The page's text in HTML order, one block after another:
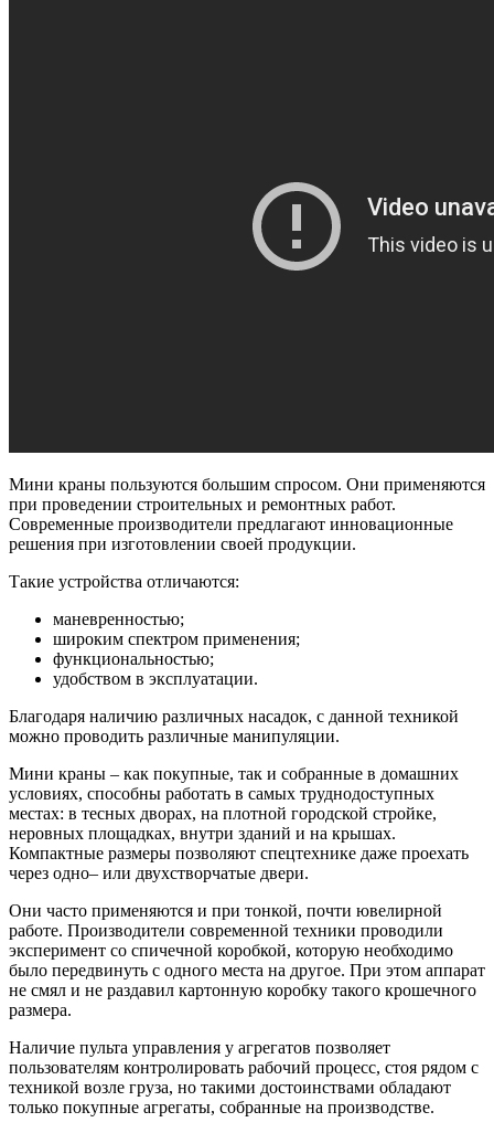
Мини краны пользуются большим спросом. Они применяются
при проведении строительных и ремонтных работ.
Современные производители предлагают инновационные
решения при изготовлении своей продукции.
Такие устройства отличаются:
маневренностью;
широким спектром применения;
функциональностью;
удобством в эксплуатации.
Благодаря наличию различных насадок, с данной техникой
можно проводить различные манипуляции.
Мини краны – как покупные, так и собранные в домашних
условиях, способны работать в самых труднодоступных
местах: в тесных дворах, на плотной городской стройке,
неровных площадках, внутри зданий и на крышах.
Компактные размеры позволяют спецтехнике даже проехать
через одно– или двухстворчатые двери.
Они часто применяются и при тонкой, почти ювелирной
работе. Производители современной техники проводили
эксперимент со спичечной коробкой, которую необходимо
было передвинуть с одного места на другое. При этом аппарат
не смял и не раздавил картонную коробку такого крошечного
размера.
Наличие пульта управления у агрегатов позволяет
пользователям контролировать рабочий процесс, стоя рядом с
техникой возле груза, но такими достоинствами обладают
только покупные агрегаты, собранные на производстве.